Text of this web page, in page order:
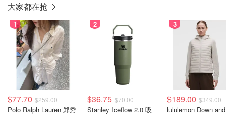
大家都在抢
1
$77.70 $259.00
Polo Ralph Lauren 郑秀
2
$36.75 $70.00
Stanley Iceflow 2.0 吸
3
$189.00 $349.00